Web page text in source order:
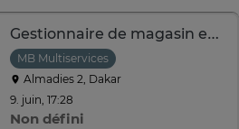
Gestionnaire de magasin en marketing digital et infographie
MB Multiservices
Almadies 2, Dakar
9. juin, 17:28
Non défini